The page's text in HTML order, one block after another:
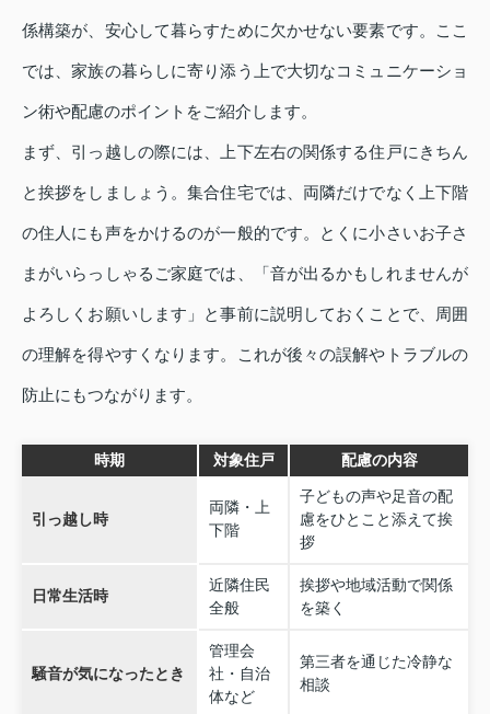
係構築が、安心して暮らすために欠かせない要素です。ここ
では、家族の暮らしに寄り添う上で大切なコミュニケーショ
ン術や配慮のポイントをご紹介します。
まず、引っ越しの際には、上下左右の関係する住戸にきちん
と挨拶をしましょう。集合住宅では、両隣だけでなく上下階
の住人にも声をかけるのが一般的です。とくに小さいお子さ
まがいらっしゃるご家庭では、「音が出るかもしれませんが
よろしくお願いします」と事前に説明しておくことで、周囲
の理解を得やすくなります。これが後々の誤解やトラブルの
防止にもつながります。
時期 対象住戸 配慮の内容
引っ越し時
両隣・上
下階
子どもの声や足音の配
慮をひとこと添えて挨
拶
日常生活時
近隣住民
全般
挨拶や地域活動で関係
を築く
騒音が気になったとき
管理会
社・自治
体など
第三者を通じた冷静な
相談